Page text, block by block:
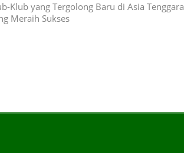
Klub yang Tergolong Baru di Asia Tenggara
Meraih Sukses